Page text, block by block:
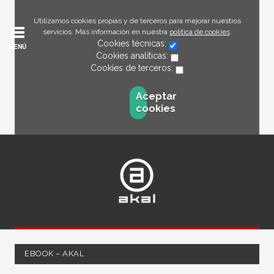
Utilizamos cookies propias y de terceros para mejorar nuestros
servicios. Más información en nuestra política de cookies.
Cookies técnicas:
Cookies analíticas:
Cookies de terceros:
Aceptar
cookies
MENÚ
EBOOK – AKAL